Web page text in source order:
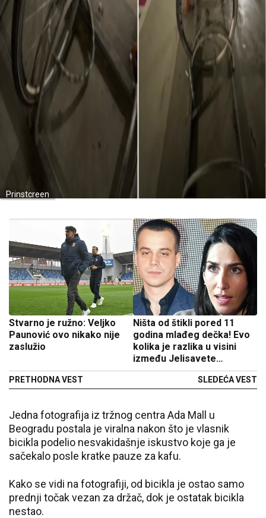
Prinstcreen
Stvarno je ružno: Veljko
Paunović ovo nikako nije
zaslužio
PRETHODNA VEST
Ništa od štikli pored 11
godina mlađeg dečka! Evo
kolika je razlika u visini
između Jelisavete
Orašanin i Pavla Mensura
SLEDEĆA VEST
Jedna fotografija iz tržnog centra Ada Mall u
Beogradu postala je viralna nakon što je vlasnik
bicikla podelio nesvakidašnje iskustvo koje ga je
sačekalo posle kratke pauze za kafu.
Kako se vidi na fotografiji, od bicikla je ostao samo
prednji točak vezan za držač, dok je ostatak bicikla
nestao.